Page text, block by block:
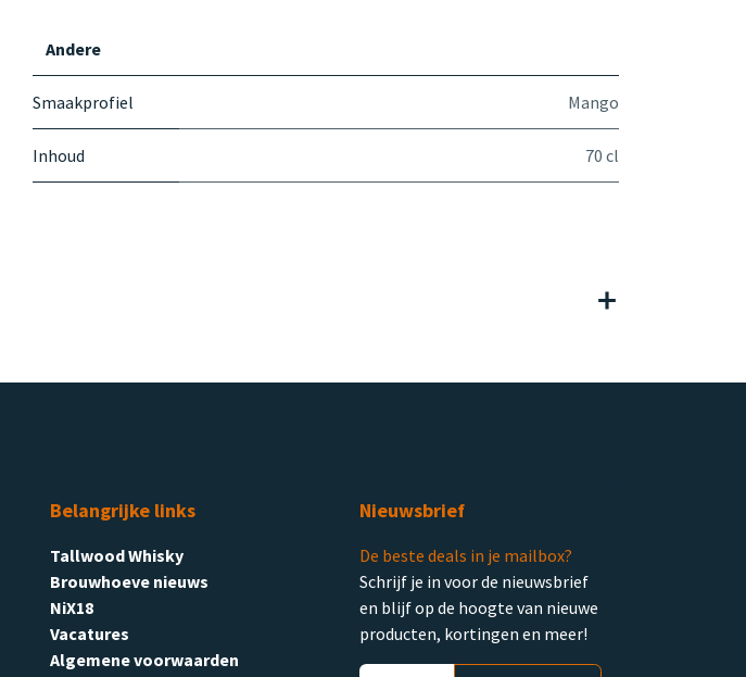
Andere
Smaakprofiel Mango
Inhoud 70 cl
Belangrijke links
Tallwood Whisky
Brouwhoeve nieuws
NiX18
Vacatures
Algemene voorwaarden
Nieuwsbrief
De beste deals in je mailbox?
Schrijf je in voor de nieuwsbrief
en blijf op de hoogte van nieuwe
producten, kortingen en meer!